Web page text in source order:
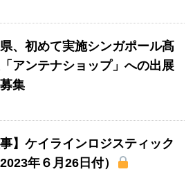
、初めて実施シンガポール髙
アンテナショップ」への出展
集
事】ケイラインロジスティック
年６月26日付）